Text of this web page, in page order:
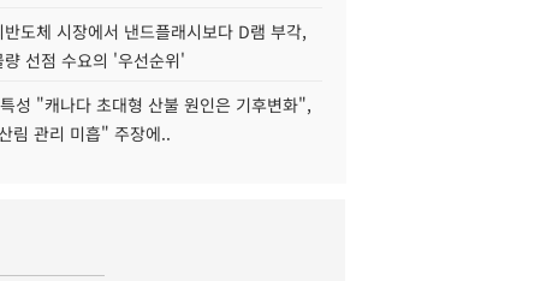
도체 시장에서 낸드플래시보다 D램 부각,
량 선점 수요의 '우선순위'
성 "캐나다 초대형 산불 원인은 기후변화",
림 관리 미흡" 주장에..